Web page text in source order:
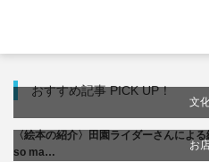
おすすめ記事 PICK UP！
文
〈絵本の紹介〉田園ライダーさんによ
so ma…
お